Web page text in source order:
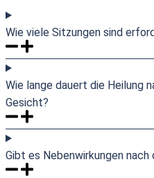
Wie viele Sitzungen sind
Wie lange dauert die Heilung
Gesicht?
Gibt es Nebenwirkungen nach